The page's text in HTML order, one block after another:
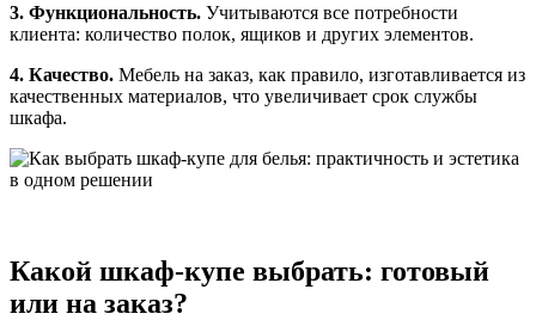
3. Функциональность. Учитываются все потребности
клиента: количество полок, ящиков и других элементов.
4. Качество. Мебель на заказ, как правило, изготавливается из
качественных материалов, что увеличивает срок службы
шкафа.
Какой шкаф-купе выбрать: готовый
или на заказ?